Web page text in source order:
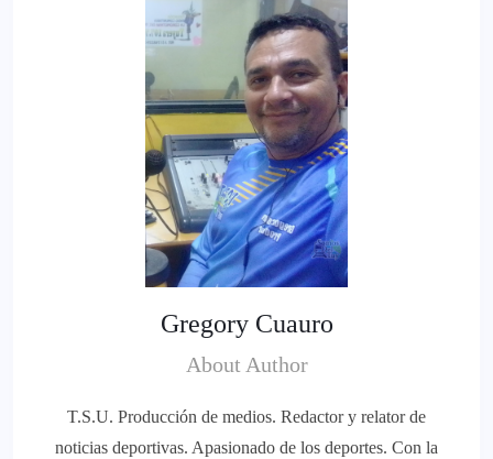
Gregory Cuauro
About Author
T.S.U. Producción de medios. Redactor y relator de
noticias deportivas. Apasionado de los deportes. Con la